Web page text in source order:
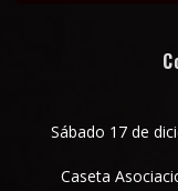
Sábado 17 de
Caseta